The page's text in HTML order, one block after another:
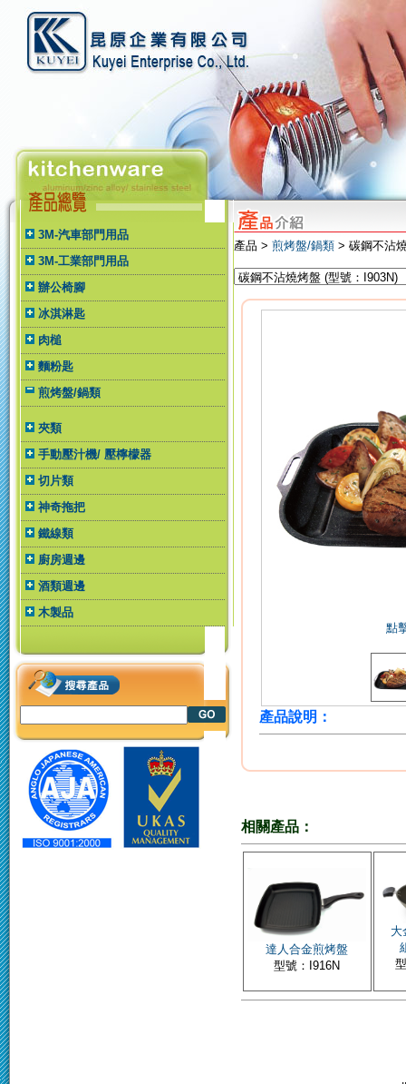
3M-汽車部門用品
3M-工業部門用品
辦公椅腳
冰淇淋匙
肉槌
麵粉匙
煎烤盤/鍋類
夾類
手動壓汁機/ 壓檸檬器
切片類
神奇拖把
鐵線類
廚房週邊
酒類週邊
木製品
產品 > 煎烤盤/鍋類 > 碳鋼不沾
點
產品說明：
相關產品：
達人合金煎烤盤
型號：I916N
大